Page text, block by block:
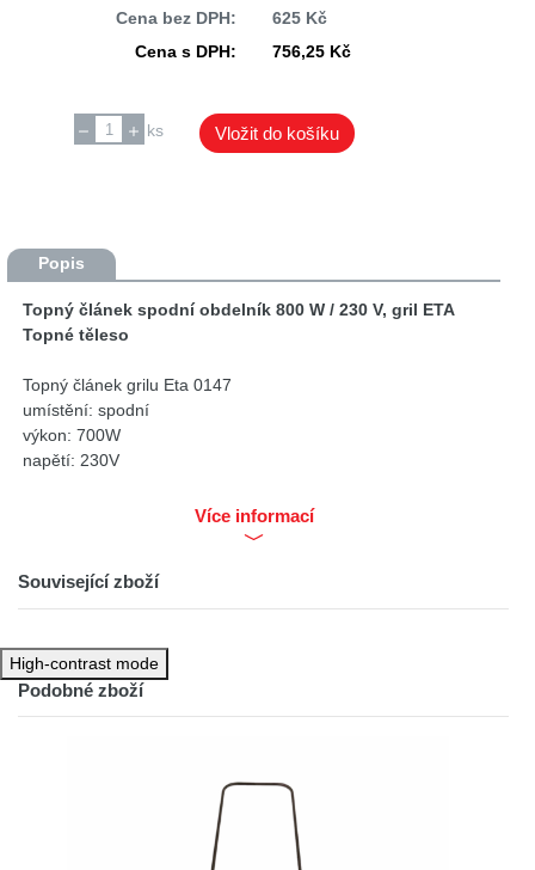
Cena bez DPH:
625 Kč
Cena s DPH:
756,25 Kč
ks Vložit do košíku
Popis
Topný článek spodní obdelník 800 W / 230 V, gril ETA
Topné těleso
Topný článek grilu Eta 0147
umístění: spodní
výkon: 700W
napětí: 230V
Více informací
Související zboží
High-contrast mode
Podobné zboží